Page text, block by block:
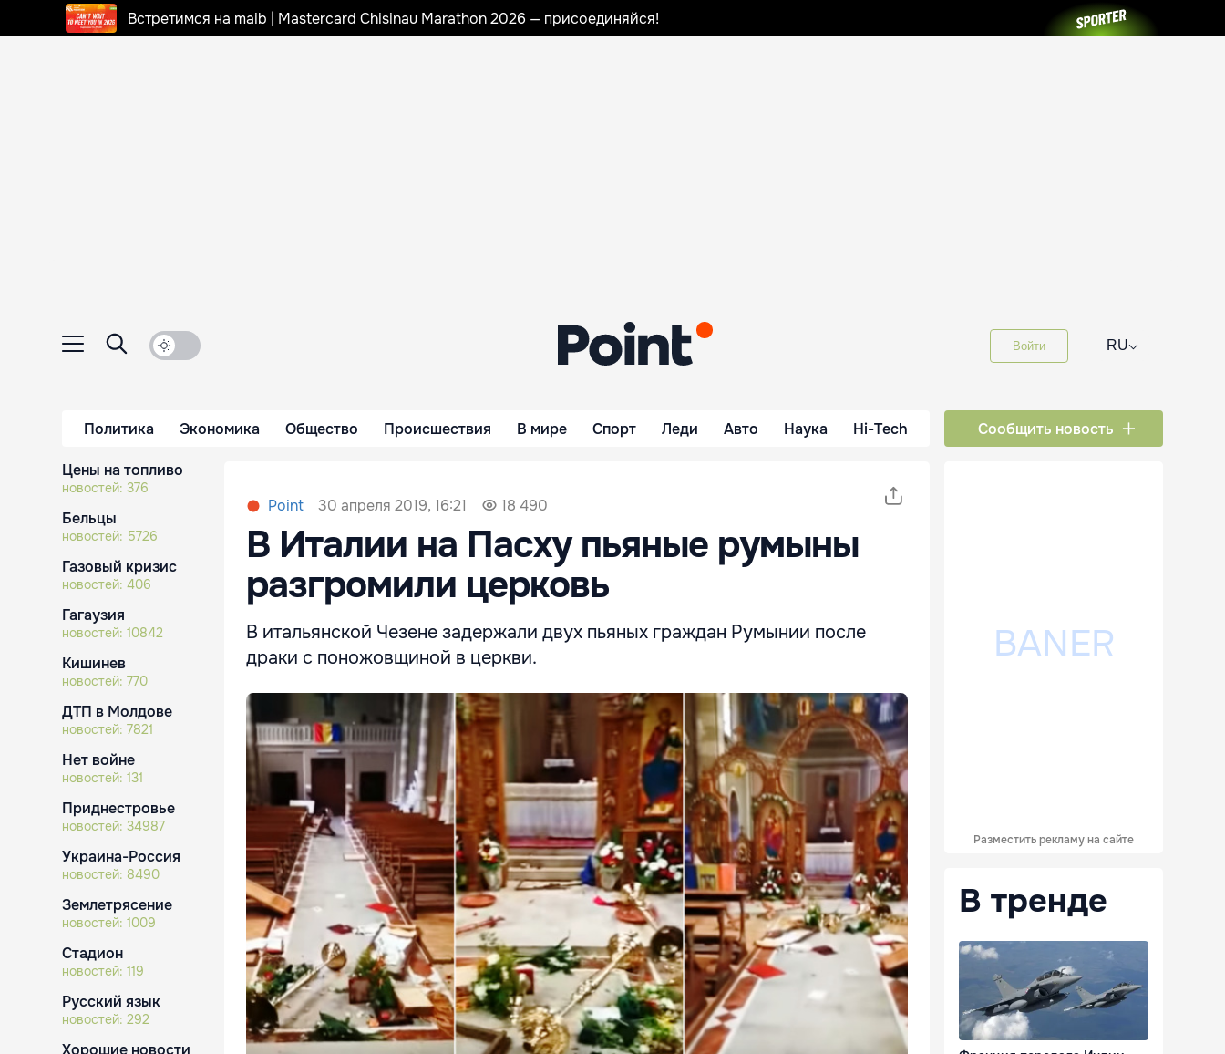
Встретимся на maib | Mastercard Chisinau Marathon 2026 — присоединяйся!
Войти RU⌵
Политика Экономика Общество Происшествия В мире Спорт Леди Авто Наука Hi-Tech Сообщить новость
Цены на топливо
новостей: 376
Бельцы
новостей: 5726
Газовый кризис
новостей: 406
Гагаузия
новостей: 10842
Кишинев
новостей: 770
ДТП в Молдове
новостей: 7821
Нет войне
новостей: 131
Приднестровье
новостей: 34987
Украина-Россия
новостей: 8490
Землетрясение
новостей: 1009
Стадион
новостей: 119
Русский язык
новостей: 292
Хорошие новости
Point 30 апреля 2019, 16:21 18 490
В Италии на Пасху пьяные румыны
разгромили церковь
В итальянской Чезене задержали двух пьяных граждан Румынии после
драки с поножовщиной в церкви.
Разместить рекламу на сайте
В тренде